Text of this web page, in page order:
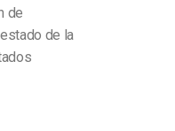
de
de la